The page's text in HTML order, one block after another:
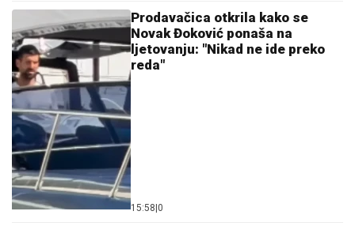
Prodavačica otkrila kako se
Novak Đoković ponaša na
ljetovanju: "Nikad ne ide preko
reda"
15:58 0